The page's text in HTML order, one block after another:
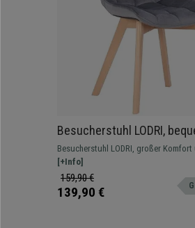
Besucherstuhl LODRI,
gepolstert, Stuhlbeine aus
stilvoller Samtbezug, Farbe
Besucherstuhl LODRI, großer Komfort
durchdachtes Design. Er verleiht Ihrem
Arbeitsplatz, Wartezimmert etc. einen
[+Info]
159,90 €
139,90 €